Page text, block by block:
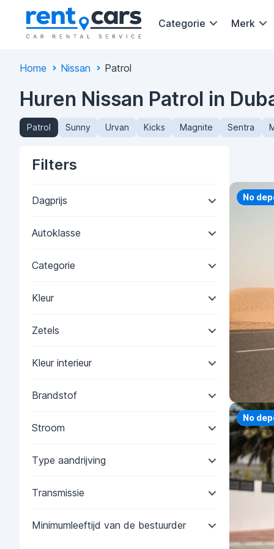
Categorie Merk
Home Nissan Patrol
Huren Nissan Patrol in
Patrol Sunny Urvan Kicks Magnite Sentra
Filters
Dagprijs
Autoklasse
Categorie
Kleur
Zetels
Kleur interieur
Brandstof
Stroom
Type aandrijving
Transmissie
Minimumleeftijd van de bestuurder
No
No